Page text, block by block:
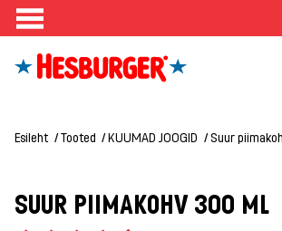
Esileht Tooted KUUMAD JOOGID Suur
SUUR PIIMAKOHV 300 ML